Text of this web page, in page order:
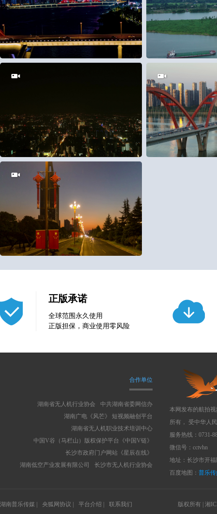
200 1
150 0
80 0
25
正版承诺
全球范围永久使用
正版担保，商业使用零风险
合作单位
中共湖南省委网信办
湖南省无人机行业协会
湖南广电《风芒》 短视频融创平台
湖南省无人机职业技术培训中心
中国V谷（马栏山）版权保护平台《中国V链》
长沙市政府门户网站《星辰在线》
长沙市无人机行业协会
湖南低空产业发展有限公司
本网发布的航拍
所有， 受中华人
服务热线：0731-
微信号：cctvhn
地址：长沙市开
百度地图： 普乐
湖南普乐传媒 | 央狐网协议 | 平台介绍 | 联系我们 版权所有 | 湘